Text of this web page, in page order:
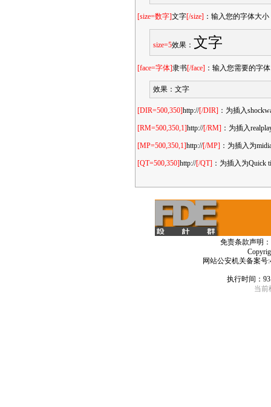
[size=数字]文字[/size] ：输入您的字体大
size=5效果： 文字
[face=字体]隶书[/face] ：输入您需要的字
效果： 文字
[DIR=500,350]http://[/DIR] ：为插入
[RM=500,350,1]http://[/RM] ：为插入
[MP=500,350,1]http://[/MP] ：为插入为
[QT=500,350]http://[/QT] ：为插入为Quick
免责条款声明
网站公安机关备案号
执行时间：
当前